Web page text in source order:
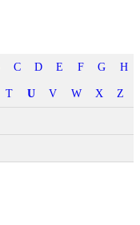
C D E F G H
T U V W X Z